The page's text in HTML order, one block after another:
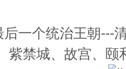
一个统治王朝---
紫禁城、故宫、颐